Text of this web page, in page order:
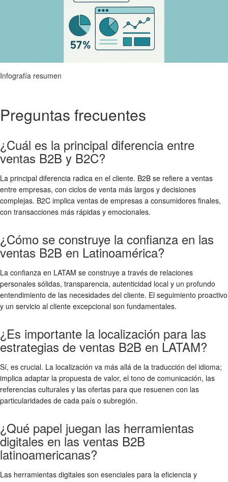
Infografía resumen
Preguntas frecuentes
¿Cuál es la principal diferencia entre
ventas B2B y B2C?
La principal diferencia radica en el cliente. B2B se refiere a ventas
entre empresas, con ciclos de venta más largos y decisiones
complejas. B2C implica ventas de empresas a consumidores finales,
con transacciones más rápidas y emocionales.
¿Cómo se construye la confianza en las
ventas B2B en Latinoamérica?
La confianza en LATAM se construye a través de relaciones
personales sólidas, transparencia, autenticidad local y un profundo
entendimiento de las necesidades del cliente. El seguimiento proactivo
y un servicio al cliente excepcional son fundamentales.
¿Es importante la localización para las
estrategias de ventas B2B en LATAM?
Sí, es crucial. La localización va más allá de la traducción del idioma;
implica adaptar la propuesta de valor, el tono de comunicación, las
referencias culturales y las ofertas para que resuenen con las
particularidades de cada país o subregión.
¿Qué papel juegan las herramientas
digitales en las ventas B2B
latinoamericanas?
Las herramientas digitales son esenciales para la eficiencia y